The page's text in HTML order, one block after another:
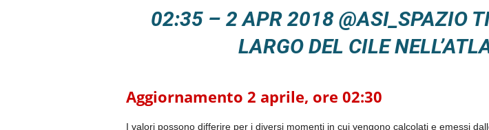
02:35 – 2 APR 2018 @ASI_SPAZIO
LARGO DEL CILE
Aggiornamento 2 aprile, ore 02:30
I valori possono differire per i diversi momenti in cui vengono calcolati e emessi